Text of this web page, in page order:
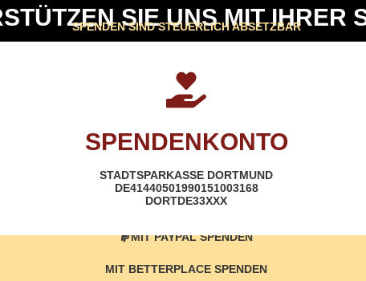
SIE UNS MIT IHRER
SPENDEN SIND STEUERLICH ABSETZBAR
SPENDENKONTO
STADTSPARKASSE DORTMUND
DE41440501990151003168
DORTDE33XXX
MIT PAYPAL SPENDEN
MIT BETTERPLACE SPENDEN